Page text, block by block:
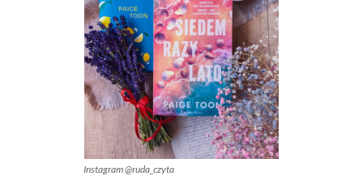
Instagram @ruda_czyta